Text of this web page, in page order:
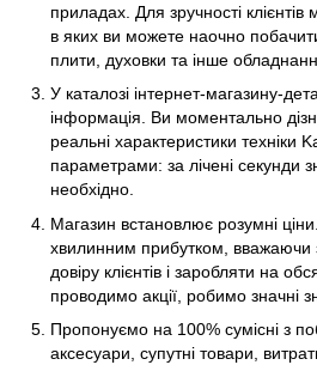
приладах. Для зручності клієнтів
в яких ви можете наочно побачити
плити, духовки та інше
У каталозі інтернет-магазину-
інформація. Ви моментально
реальні характеристики техніки
параметрами: за лічені секунди
необхідно.
Магазин встановлює розумні
хвилинним прибутком, вважаючи
довіру клієнтів і заробляти на
проводимо акції, робимо значні
Пропонуємо на 100% сумісні з
аксесуари, супутні товари,